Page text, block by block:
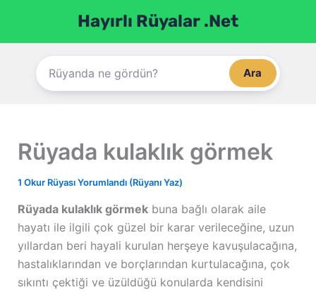
Hayırlı Rüyalar .Net
Ara
Rüyada kulaklık görmek
1 Okur Rüyası Yorumlandı (Rüyanı Yaz)
Rüyada kulaklık görmekbuna bağlı olarak aile
hayatı ile ilgili çok güzel bir karar verileceğine, uzun
yıllardan beri hayali kurulan herşeye kavuşulacağına,
hastalıklarından ve borçlarından kurtulacağına, çok
sıkıntı çektiği ve üzüldüğü konularda kendisini